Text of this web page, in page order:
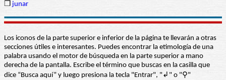
❒ junar
Los iconos de la parte superior e inferior de la página te llevarán a otras
secciones útiles e interesantes. Puedes encontrar la etimología de una
palabra usando el motor de búsqueda en la parte superior a mano
derecha de la pantalla. Escribe el término que buscas en la casilla que
dice “Busca aquí” y luego presiona la tecla "Entrar", "↲" o "⚲"